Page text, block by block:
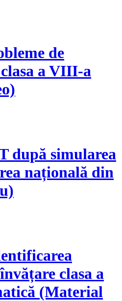
de
a VIII-a
după simularea
națională din
clasa a
(Material